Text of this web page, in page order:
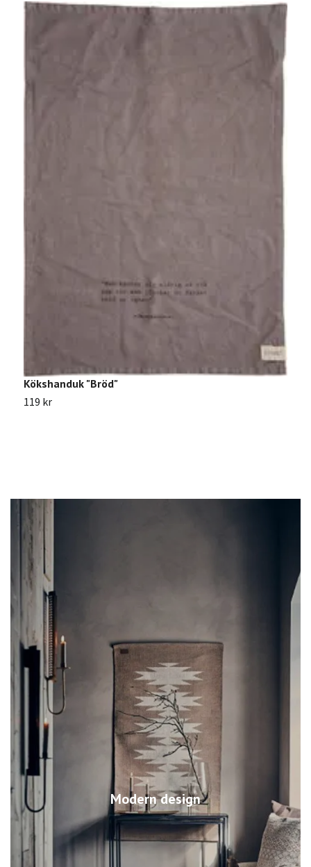
Modern design
Kökshanduk "Bröd"
119 kr